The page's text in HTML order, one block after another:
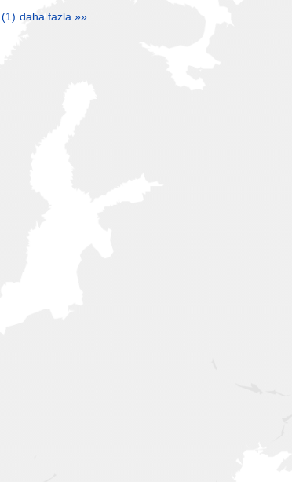
(1) daha fazla »»